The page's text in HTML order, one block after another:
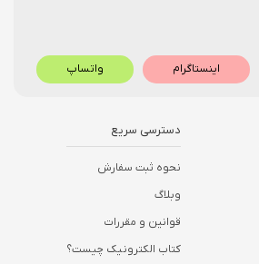
اینستاگرام واتساپ
دسترسی سریع
نحوه ثبت سفارش
وبلاگ
قوانین و مقررات
کتاب الکترونیک چیست؟